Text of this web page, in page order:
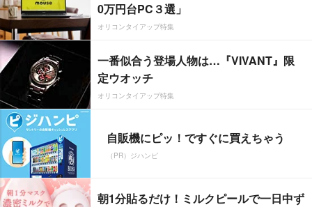
0万円台PC３選」
オリコンタイアップ特集
一番似合う登場人物は…『VIVANT』限
定ウオッチ
オリコンタイアップ特集
自販機にピッ！ですぐに買えちゃう
（PR）ジハンピ
朝1分貼るだけ！ミルクピールで一日中ず